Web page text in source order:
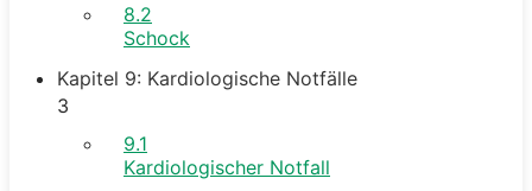
8.2
Schock
Kapitel 9: Kardiologische Notfälle
3
9.1
Kardiologischer Notfall